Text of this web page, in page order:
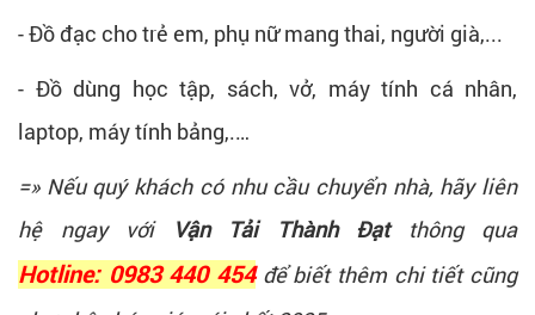
- Đồ đạc cho trẻ em, phụ nữ mang thai, người già,...
- Đồ dùng học tập, sách, vở, máy tính cá nhân,
laptop, máy tính bảng,.…
=» Nếu quý khách có nhu cầu chuyển nhà, hãy liên
hệ ngay với
Vận Tải Thành Đạtthông qua
Hotline: 0983 440 454để biết thêm chi tiết cũng